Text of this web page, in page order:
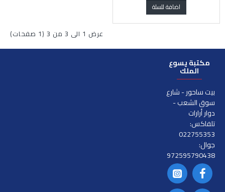
اضافة للسلة
عرض 1 الى 3 من 3 (1 صفحات)
مكتبة يسوع
الملك
بيت ساحور - شارع
سوق الشعب -
دوار أرارات
تلفاكس:
022755353
جوال:
972595790438